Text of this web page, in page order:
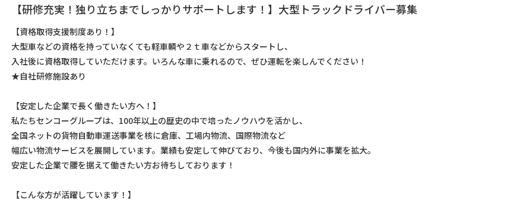
【研修充実！独り立ちまでしっかりサポートします！】大型トラックドライバー募集
【資格取得支援制度あり！】
大型車などの資格を持っていなくても軽車輌や２ｔ車などからスタートし、
入社後に資格取得していただけます。いろんな車に乗れるので、ぜひ運転を楽しんでください！
★自社研修施設あり
【安定した企業で長く働きたい方へ！】
私たちセンコーグループは、100年以上の歴史の中で培ったノウハウを活かし、
全国ネットの貨物自動車運送事業を核に倉庫、工場内物流、国際物流など
幅広い物流サービスを展開しています。業績も安定して伸びており、今後も国内外に事業を拡大。
安定した企業で腰を据えて働きたい方お待ちしております！
【こんな方が活躍しています！】